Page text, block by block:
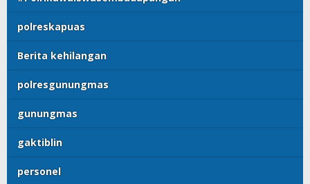
polreskapuas
Berita kehilangan
polresgunungmas
gunungmas
gaktiblin
personel